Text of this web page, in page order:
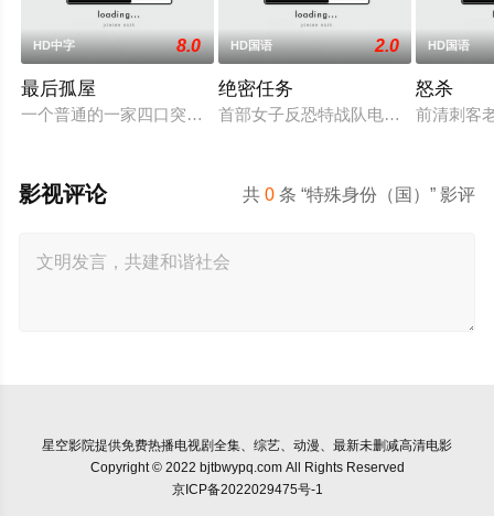
HD中字 8.0
最后孤屋
一个普通的一家四口突遭诡异变故，被困在自家房屋中超过
HD国语 2.0
绝密任务
首部女子反恐特战队电影，面对恐怖
HD国语
怒杀
前清刺客
共0 条 “特殊身份（国）” 影评
影视评论
星空影院提供免费热播电视剧全集、综艺、动漫、最新未删减高清电影
Copyright © 2022 bjtbwypq.com All Rights Reserved
京ICP备2022029475号-1